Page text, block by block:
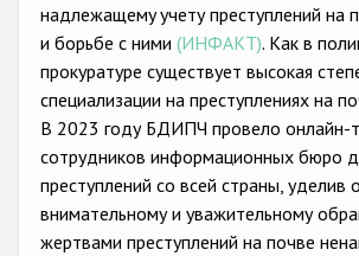
Организации гражданского
Государства-участники
надлежащемy учету преступлений на
и борьбе с ними (ИНФАКТ). Как в
прокуратуре существует высокая
специализации на преступлениях на
В 2023 году БДИПЧ провело онлайн-
сотрудников информационных бюро
преступлений со всей страны, уделив
внимательному и уважительному
жертвами преступлений на почве